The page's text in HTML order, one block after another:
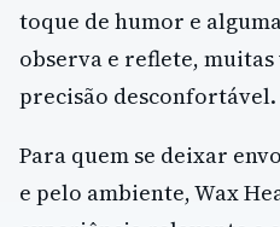
toque de humor e
observa e reflete, muitas
precisão desconfortável.
Para quem se deixar
e pelo ambiente, Wax